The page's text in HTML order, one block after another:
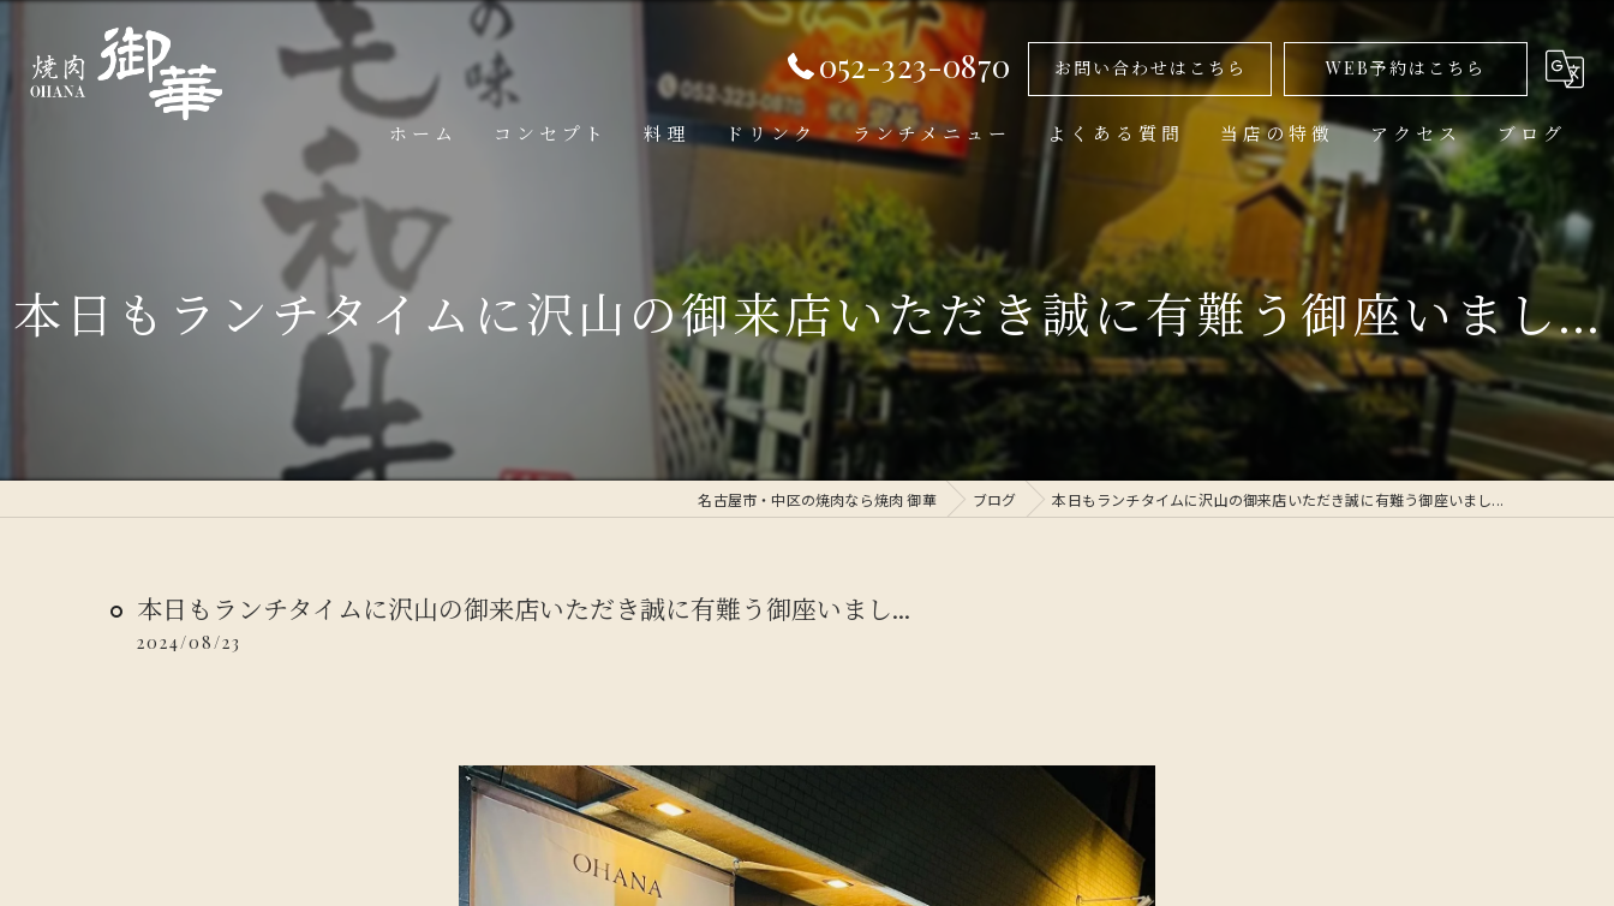
052-323-0870 お問い合わせはこちら WEB予約はこちら
ホーム コンセプト 料理 ドリンク ランチメニュー よくある質問 当店の特徴
美味しい
ランチ
高級
アクセス ブログ
本日もランチタイムに沢山の御来店いただき誠に有難う御座いまし...
名古屋市・中区の焼肉なら焼肉 御華 ブログ 本日もランチタイムに沢山の御来店いただき誠に有難う御座いまし...
本日もランチタイムに沢山の御来店いただき誠に有難う御座いまし...
2024/08/23